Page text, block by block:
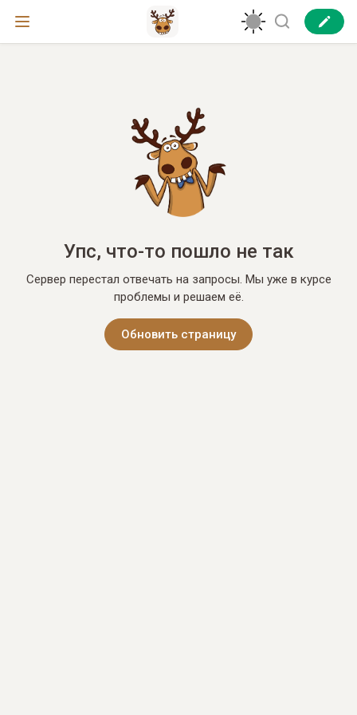
Упс, что-то пошло не так
Сервер перестал отвечать на запросы. Мы уже в курсе
проблемы и решаем её.
Обновить страницу